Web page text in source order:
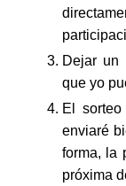
Dejar un
que yo
El
enviaré
forma, la
próxima